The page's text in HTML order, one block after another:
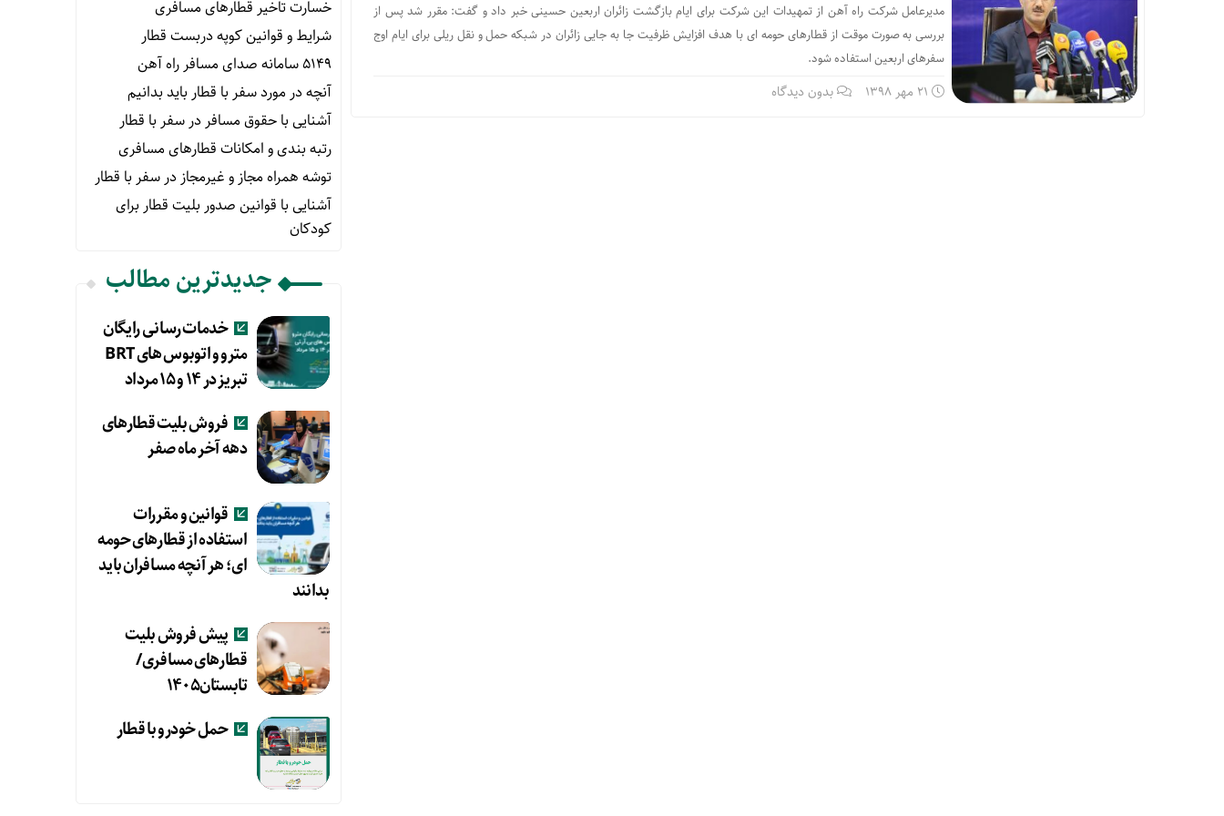
مدیرعامل شرکت راه آهن از تمهیدات این شرکت برای ایام بازگشت زائران اربعین حسینی خبر داد و گفت: مقرر شد پس از
بررسی‌ به صورت موقت از قطارهای حومه ای با هدف افزایش ظرفیت جا به جایی زائران در شبکه حمل و نقل ریلی برای ایام اوج
سفرهای اربعین استفاده شود.
21 مهر 1398 بدون دیدگاه
خسارت تاخیر قطارهای مسافری
شرایط و قوانین کوپه دربست قطار
۵۱۴۹ سامانه صدای مسافر راه آهن
آنچه در مورد سفر با قطار باید بدانیم
آشنایی با حقوق مسافر در سفر با قطار
رتبه بندی و امکانات قطارهای مسافری
توشه همراه مجاز و غیرمجاز در سفر با قطار
آشنایی با قوانین صدور بلیت قطار برای
کودکان
جدیدترین مطالب
خدمات رسانی رایگان
مترو و اتوبوس های BRT
تبریز در ۱۴ و ۱۵ مرداد
فروش بلیت قطارهای
دهه آخر ماه صفر
قوانین و مقررات
استفاده از قطارهای حومه
ای؛ هر آنچه مسافران باید
بدانند
پیش فروش بلیت
قطارهای مسافری/
تابستان۱۴۰۵
حمل خودرو با قطار